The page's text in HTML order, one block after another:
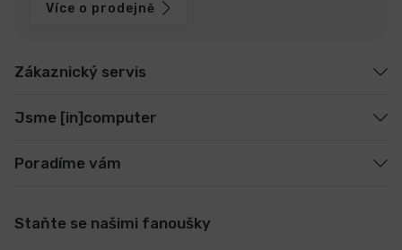
Více o prodejně
Zákaznický servis
Jsme [in]computer
Poradíme vám
Staňte se našimi fanoušky